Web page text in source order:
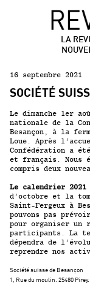
LA
16 septembre 2021
SOCIÉTÉ
Le dimanche 1er
nationale de la
Besançon, à la
Loue. Après
Confédération a
et français. Nous
compris deux
Le calendrier 2021
d’octobre et la
Saint-Fergeux à
pouvons pas
pour organiser un
participants. La
dépendra de
reprendre nos
Société suisse de Besançon
1, Rue du moulin. 25480 Pirey.